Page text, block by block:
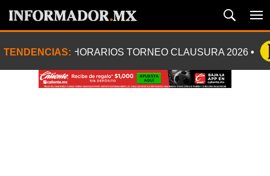
TENDENCIAS: HORARIOS TORNEO CLAUSURA 2026